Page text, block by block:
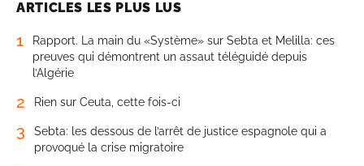
ARTICLES LES PLUS LUS
1
Rapport. La main du «Système» sur Sebta et Melilla: ces
preuves qui démontrent un assaut téléguidé depuis
l’Algérie
2 Rien sur Ceuta, cette fois-ci
3
Sebta: les dessous de l’arrêt de justice espagnole qui a
provoqué la crise migratoire